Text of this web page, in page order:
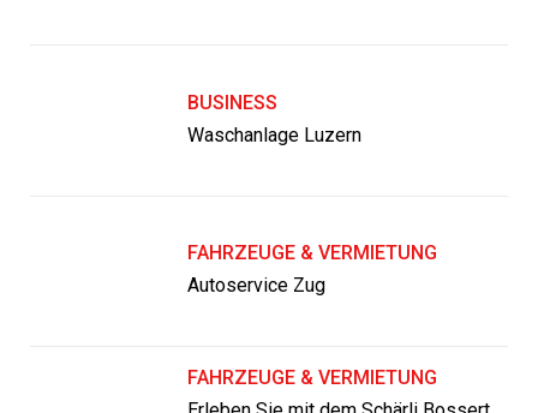
BUSINESS
Waschanlage Luzern
FAHRZEUGE & VERMIETUNG
Autoservice Zug
FAHRZEUGE & VERMIETUNG